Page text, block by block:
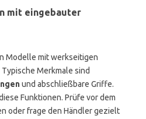
mit eingebauter
Modelle mit werkseitigen
Merkmale sind
und abschließbare Griffe.
Funktionen. Prüfe vor dem
oder frage den Händler gezielt